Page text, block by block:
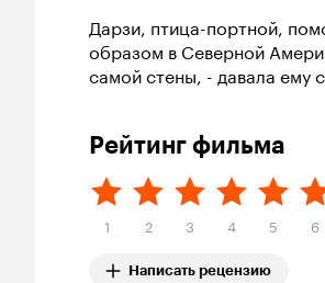
Дарзи, птица-портной,
образом в Северной
самой стены, - давала ему
Рейтинг фильма
1 2 3 4 5 6
Написать рецензию